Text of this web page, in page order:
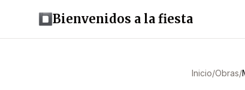
Bienvenidos a la fiesta
Inicio/Obras/